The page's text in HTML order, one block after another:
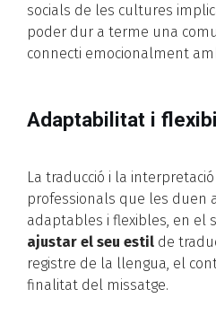
socials de les cultures
poder dur a terme una
connecti emocionalment
Adaptabilitat i
La traducció i la
professionals que les duen
adaptables i flexibles, en el
ajustar el seu estil de
registre de la llengua, el
finalitat del missatge.